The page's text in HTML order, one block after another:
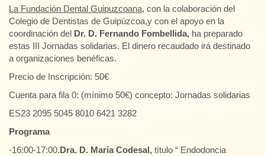
La Fundación Dental Guipuzcoana, con la colaboración del
Colegio de Dentistas de Guipúzcoa,y con el apoyo en la
coordinación del Dr. D. Fernando Fombellida, ha preparado
estas III Jornadas solidarias. El dinero recaudado irá destinado
a organizaciones benéficas.
Precio de Inscripción: 50€
Cuenta para fila 0: (mínimo 50€) concepto: Jornadas solidarias
ES23 2095 5045 8010 6421 3282
Programa
-16:00-17:00.Dra. D. María Codesal, título “ Endodoncia